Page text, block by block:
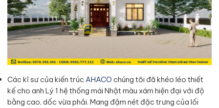
Các kĩ sư của kiến trúc AHACO chúng tôi đã khéo léo thiết
kế cho anh Lý 1 hệ thống mái Nhật màu xám hiện đại với độ
bằng cao, dốc vừa phải. Mang đậm nét đặc trưng của lối